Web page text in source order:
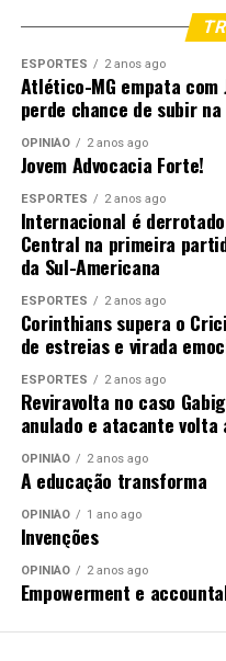
Copa do Judiciário às
DON'T MISS
Corregedoria publica
Documentação Básica da
ESPORTES 2 anos ago
Atlético-MG empata com
perde chance de subir
OPINIÃO 2 anos ago
Jovem Advocacia Forte!
ESPORTES 2 anos ago
Internacional é
Central na primeira
da Sul-Americana
ESPORTES 2 anos ago
Corinthians supera o
de estreias e virada
ESPORTES 2 anos ago
Reviravolta no caso
anulado e atacante volta
OPINIÃO 2 anos ago
A educação transforma
OPINIÃO 1 ano ago
Invenções
OPINIÃO 2 anos ago
Empowerment e